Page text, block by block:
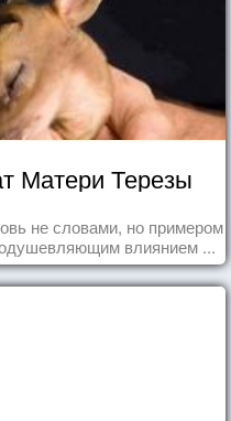
Матери Терезы
не словами, но примером
влиянием ...